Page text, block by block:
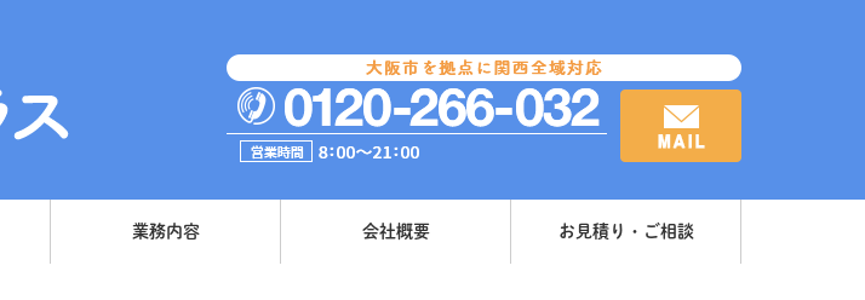
業務内容 会社概要 お見積り・ご相談